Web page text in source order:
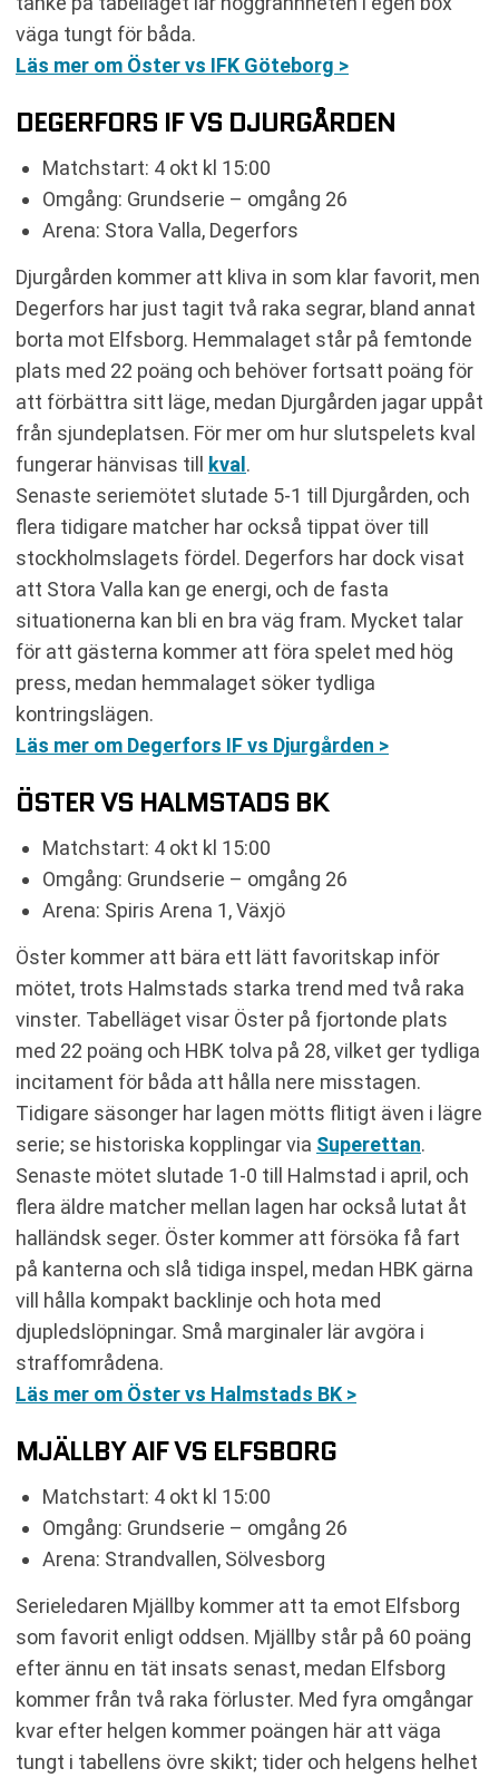
väga tungt för båda.
Läs mer om Öster vs IFK Göteborg >
DEGERFORS IF VS DJURGÅRDEN
Matchstart: 4 okt kl 15:00
Omgång: Grundserie – omgång 26
Arena: Stora Valla, Degerfors
Djurgården kommer att kliva in som klar favorit, men
Degerfors har just tagit två raka segrar, bland annat
borta mot Elfsborg. Hemmalaget står på femtonde
plats med 22 poäng och behöver fortsatt poäng för
att förbättra sitt läge, medan Djurgården jagar uppåt
från sjundeplatsen. För mer om hur slutspelets kval
fungerar hänvisas till kval.
Senaste seriemötet slutade 5-1 till Djurgården, och
flera tidigare matcher har också tippat över till
stockholmslagets fördel. Degerfors har dock visat
att Stora Valla kan ge energi, och de fasta
situationerna kan bli en bra väg fram. Mycket talar
för att gästerna kommer att föra spelet med hög
press, medan hemmalaget söker tydliga
kontringslägen.
Läs mer om Degerfors IF vs Djurgården >
ÖSTER VS HALMSTADS BK
Matchstart: 4 okt kl 15:00
Omgång: Grundserie – omgång 26
Arena: Spiris Arena 1, Växjö
Öster kommer att bära ett lätt favoritskap inför
mötet, trots Halmstads starka trend med två raka
vinster. Tabelläget visar Öster på fjortonde plats
med 22 poäng och HBK tolva på 28, vilket ger tydliga
incitament för båda att hålla nere misstagen.
Tidigare säsonger har lagen mötts flitigt även i lägre
serie; se historiska kopplingar via Superettan.
Senaste mötet slutade 1-0 till Halmstad i april, och
flera äldre matcher mellan lagen har också lutat åt
halländsk seger. Öster kommer att försöka få fart
på kanterna och slå tidiga inspel, medan HBK gärna
vill hålla kompakt backlinje och hota med
djupledslöpningar. Små marginaler lär avgöra i
straffområdena.
Läs mer om Öster vs Halmstads BK >
MJÄLLBY AIF VS ELFSBORG
Matchstart: 4 okt kl 15:00
Omgång: Grundserie – omgång 26
Arena: Strandvallen, Sölvesborg
Serieledaren Mjällby kommer att ta emot Elfsborg
som favorit enligt oddsen. Mjällby står på 60 poäng
efter ännu en tät insats senast, medan Elfsborg
kommer från två raka förluster. Med fyra omgångar
kvar efter helgen kommer poängen här att väga
tungt i tabellens övre skikt; tider och helgens helhet